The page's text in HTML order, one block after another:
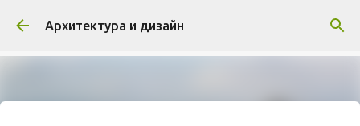
К основному контенту
Архитектура и дизайн